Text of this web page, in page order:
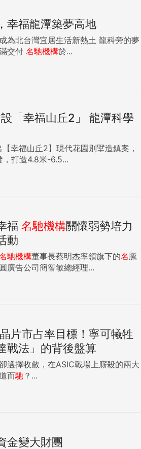
幸福龍潭築夢高地
灣宜居生活新熱土 龍科旁的夢
交付 名馳機構於...
「幸福山丘2」 龍潭科學
幸福山丘2】現代花園別墅造鎮案，
打造4.8米-6.5...
福 名馳機構關懷弱勢培力
動
馳機構董事長蔡明杰率領旗下的名騰
廣告公司簡智敏總經理...
片市占率目標！寧可犧牲
戰法」的背後盤算
選擇收斂，在ASIC戰場上廝殺的兩大
而馳 ？...
金變大財團